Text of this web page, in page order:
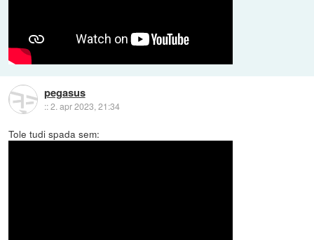
pegasus
::2. apr 2023, 21:34
Tole tudi spada sem: